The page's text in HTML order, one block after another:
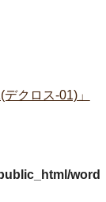
クロス-01)」
word